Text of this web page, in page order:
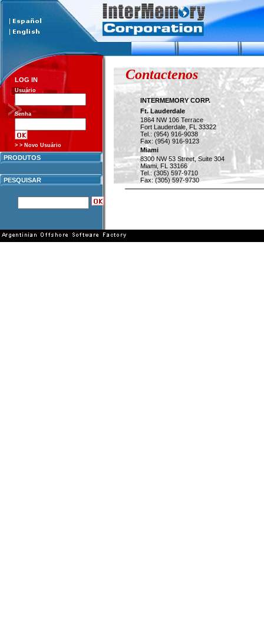
LOG IN
Usuário
Senha
> > Novo Usuário
PRODUTOS
PESQUISAR
Contactenos
INTERMEMORY CORP.
Ft. Lauderdale
1864 NW 106 Terrace
Fort Lauderdale, FL 33322
Tel.: (954) 916-9038
Fax: (954) 916-9123
Miami
8300 NW 53 Street, Suite 304
Miami, FL 33166
Tel.: (305) 597-9710
Fax: (305) 597-9730